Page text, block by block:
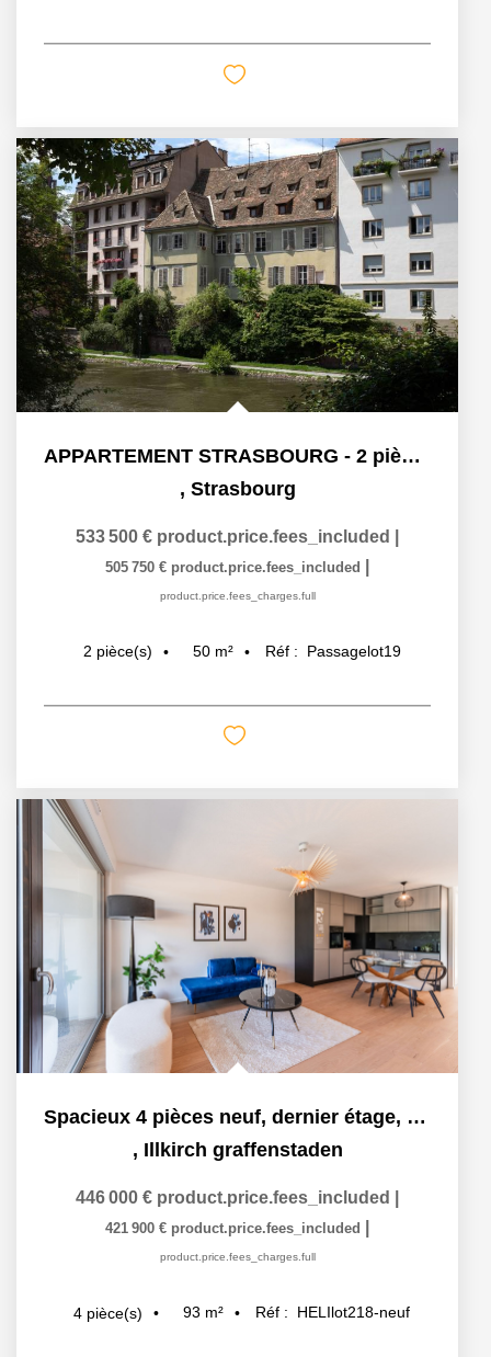
APPARTEMENT STRASBOURG - 2 pièces 50 m²
, Strasbourg
533 500 € product.price.fees_included
505 750 € product.price.fees_included
product.price.fees_charges.full
2 pièce(s) 50 m² Réf : Passagelot19
Spacieux 4 pièces neuf, dernier étage, terrasse 30m2
, Illkirch graffenstaden
446 000 € product.price.fees_included
421 900 € product.price.fees_included
product.price.fees_charges.full
4 pièce(s) 93 m² Réf : HELIlot218-neuf